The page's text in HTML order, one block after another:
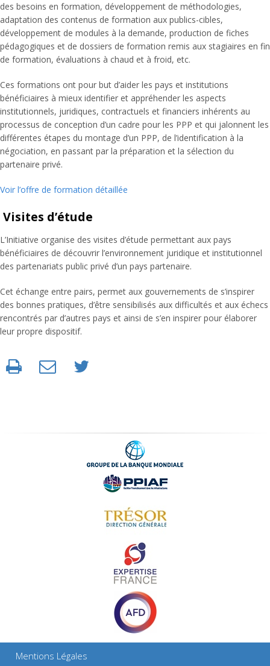
des besoins en formation, développement de méthodologies,
adaptation des contenus de formation aux publics-cibles,
développement de modules à la demande, production de fiches
pédagogiques et de dossiers de formation remis aux stagiaires en fin
de formation, évaluations à chaud et à froid, etc.
Ces formations ont pour but d’aider les pays et institutions
bénéficiaires à mieux identifier et appréhender les aspects
institutionnels, juridiques, contractuels et financiers inhérents au
processus de conception d’un cadre pour les PPP et qui jalonnent les
différentes étapes du montage d’un PPP, de l’identification à la
négociation, en passant par la préparation et la sélection du
partenaire privé.
Voir l’offre de formation détaillée
Visites d’étude
L’Initiative organise des visites d’étude permettant aux pays
bénéficiaires de découvrir l’environnement juridique et institutionnel
des partenariats public privé d’un pays partenaire.
Cet échange entre pairs, permet aux gouvernements de s’inspirer
des bonnes pratiques, d’être sensibilisés aux difficultés et aux échecs
rencontrés par d’autres pays et ainsi de s’en inspirer pour élaborer
leur propre dispositif.
Mentions Légales